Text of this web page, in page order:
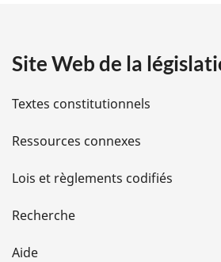
i
l
s
d
e
l
Site Web de la
Textes constitutionnels
Ressources connexes
Lois et règlements codifiés
Recherche
Aide